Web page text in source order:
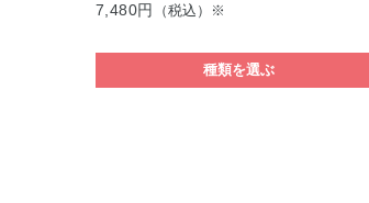
7,480円
（税込）※
種類を選ぶ